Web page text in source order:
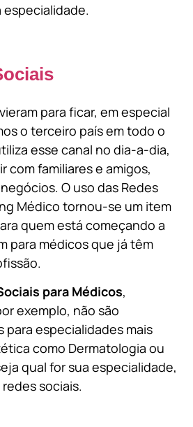
especialidade.
vieram para ficar, em especial
o terceiro país em todo o
esse canal no dia-a-dia,
com familiares e amigos,
O uso das Redes
Médico tornou-se um item
quem está começando a
para médicos que já têm
para Médicos,
exemplo, não são
para especialidades mais
como Dermatologia ou
eja qual for sua especialidade,
sociais.